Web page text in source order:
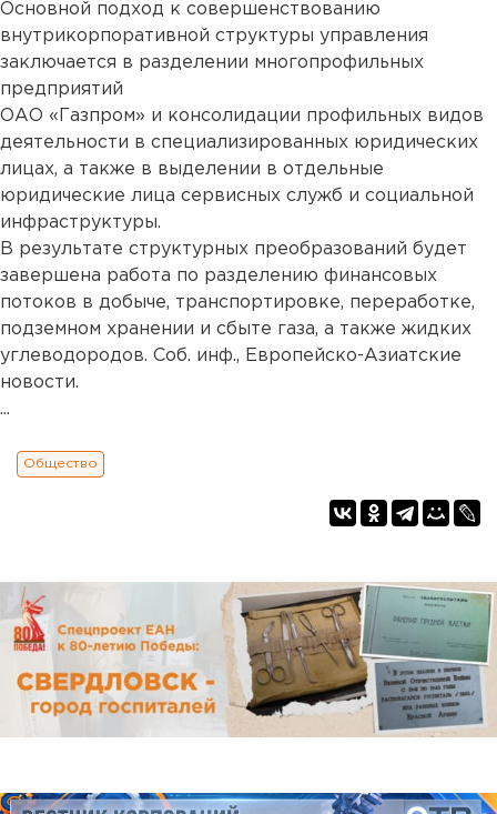
Основной подход к совершенствованию
внутрикорпоративной структуры управления
заключается в разделении многопрофильных
предприятий
ОАО «Газпром» и консолидации профильных видов
деятельности в специализированных юридических
лицах, а также в выделении в отдельные
юридические лица сервисных служб и социальной
инфраструктуры.
В результате структурных преобразований будет
завершена работа по разделению финансовых
потоков в добыче, транспортировке, переработке,
подземном хранении и сбыте газа, а также жидких
углеводородов. Соб. инф., Европейско-Азиатские
новости.
...
Общество